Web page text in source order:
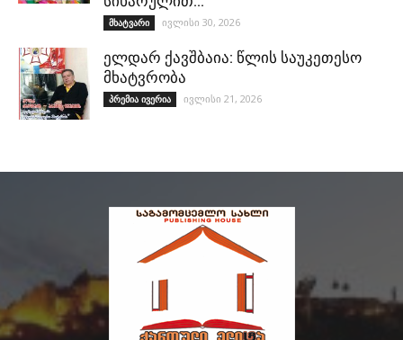
მხატვარი ივლისი 30, 2026
ელდარ ქავშბაია: წლის საუკეთესო
მხატვრობა
პრემია ივერია ივლისი 21, 2026